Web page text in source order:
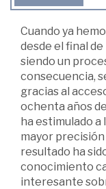
Cuando ya
desde el final
siendo un
consecuencia,
gracias al
ochenta años
ha estimulado a
mayor
resultado ha
conocimiento
interesante